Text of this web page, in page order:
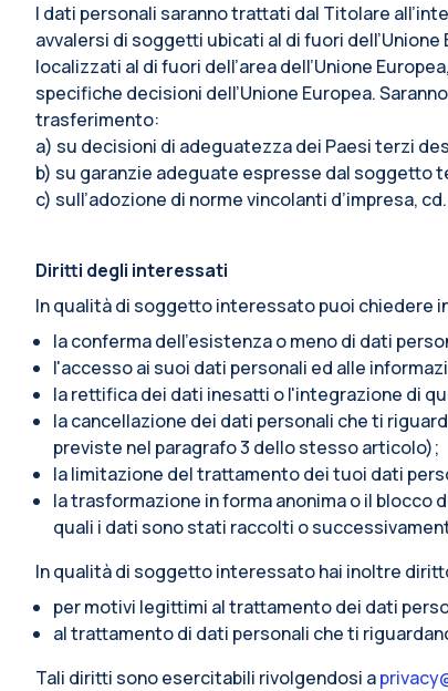
I dati personali saranno trattati dal Titolare
avvalersi di soggetti ubicati al di fuori
localizzati al di fuori dell’area dell’Unione
specifiche decisioni dell’Unione Europea.
trasferimento:
a) su decisioni di adeguatezza dei Paesi terzi
b) su garanzie adeguate espresse dal soggetto
c) sull’adozione di norme vincolanti d’impresa,
Diritti degli interessati
In qualità di soggetto interessato puoi chiedere
la conferma dell’esistenza o meno di dati
l'accesso ai suoi dati personali ed alle
la rettifica dei dati inesatti o l'integrazione di
la cancellazione dei dati personali che ti
previste nel paragrafo 3 dello stesso articolo);
la limitazione del trattamento dei tuoi dati
la trasformazione in forma anonima o il blocco
quali i dati sono stati raccolti o
In qualità di soggetto interessato hai inoltre
per motivi legittimi al trattamento dei dati
al trattamento di dati personali che ti
Tali diritti sono esercitabili rivolgendosi a